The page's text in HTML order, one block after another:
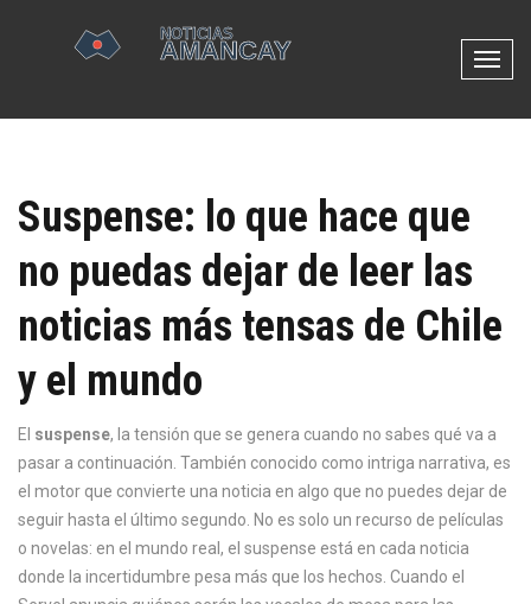
N
v
n
a
l
a
n
Suspense: lo que hace que
no puedas dejar de leer las
noticias más tensas de Chile
y el mundo
El suspense, la tensión que se genera cuando no sabes qué va a
pasar a continuación . También conocido como intriga narrativa, es
el motor que convierte una noticia en algo que no puedes dejar de
seguir hasta el último segundo. No es solo un recurso de películas
o novelas: en el mundo real, el suspense está en cada noticia
donde la incertidumbre pesa más que los hechos. Cuando el